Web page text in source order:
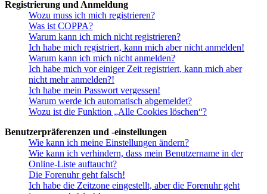
Registrierung und Anmeldung
Wozu muss ich mich registrieren?
Was ist COPPA?
Warum kann ich mich nicht registrieren?
Ich habe mich registriert, kann mich aber nicht anmelden!
Warum kann ich mich nicht anmelden?
Ich habe mich vor einiger Zeit registriert, kann mich aber
nicht mehr anmelden?!
Ich habe mein Passwort vergessen!
Warum werde ich automatisch abgemeldet?
Wozu ist die Funktion „Alle Cookies löschen“?
Benutzerpräferenzen und -einstellungen
Wie kann ich meine Einstellungen ändern?
Wie kann ich verhindern, dass mein Benutzername in der
Online-Liste auftaucht?
Die Forenuhr geht falsch!
Ich habe die Zeitzone eingestellt, aber die Forenuhr geht